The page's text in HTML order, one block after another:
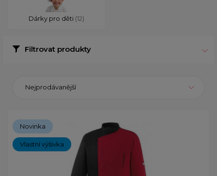
Dárky pro děti (12)
Filtrovat produkty
Nejprodávanější
Novinka
Vlastní výšivka